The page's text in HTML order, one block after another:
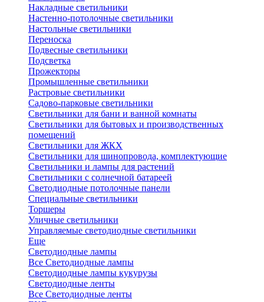
Накладные светильники
Настенно-потолочные светильники
Настольные светильники
Переноска
Подвесные светильники
Подсветка
Прожекторы
Промышленные светильники
Растровые светильники
Садово-парковые светильники
Светильники для бани и ванной комнаты
Светильники для бытовых и производственных
помещений
Светильники для ЖКХ
Светильники для шинопровода, комплектующие
Светильники и лампы для растений
Светильники с солнечной батареей
Светодиодные потолочные панели
Специальные светильники
Торшеры
Уличные светильники
Управляемые светодиодные светильники
Еще
Светодиодные лампы
Все Светодиодные лампы
Светодиодные лампы кукурузы
Светодиодные ленты
Все Светодиодные ленты